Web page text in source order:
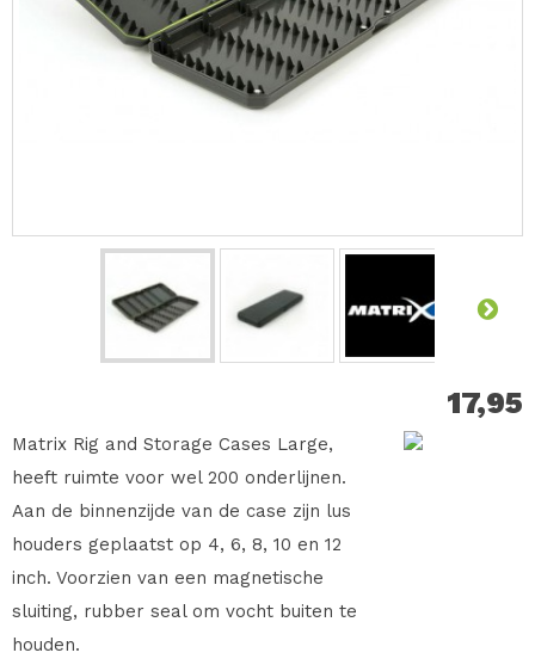
17,95
Matrix Rig and Storage Cases Large,
heeft ruimte voor wel 200 onderlijnen.
Aan de binnenzijde van de case zijn lus
houders geplaatst op 4, 6, 8, 10 en 12
inch. Voorzien van een magnetische
sluiting, rubber seal om vocht buiten te
houden.